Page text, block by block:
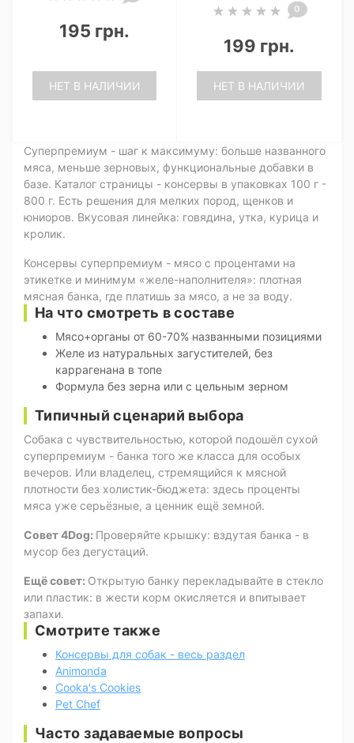
195 грн.
НЕТ В НАЛИЧИИ
0
199 грн.
НЕТ В НАЛИЧИИ
Суперпремиум - шаг к максимуму: больше названного
мяса, меньше зерновых, функциональные добавки в
базе. Каталог страницы - консервы в упаковках 100 г -
800 г. Есть решения для мелких пород, щенков и
юниоров. Вкусовая линейка: говядина, утка, курица и
кролик.
Консервы суперпремиум - мясо с процентами на
этикетке и минимум «желе-наполнителя»: плотная
мясная банка, где платишь за мясо, а не за воду.
На что смотреть в составе
Мясо+органы от 60-70% названными позициями
Желе из натуральных загустителей, без
каррагенана в топе
Формула без зерна или с цельным зерном
Типичный сценарий выбора
Собака с чувствительностью, которой подошёл сухой
суперпремиум - банка того же класса для особых
вечеров. Или владелец, стремящийся к мясной
плотности без холистик-бюджета: здесь проценты
мяса уже серьёзные, а ценник ещё земной.
Совет 4Dog: Проверяйте крышку: вздутая банка - в
мусор без дегустаций.
Ещё совет: Открытую банку перекладывайте в стекло
или пластик: в жести корм окисляется и впитывает
запахи.
Смотрите также
Консервы для собак - весь раздел
Animonda
Cooka's Cookies
Pet Chef
Часто задаваемые вопросы